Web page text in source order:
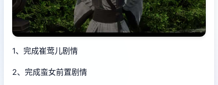
1、完成崔莺儿剧情
2、完成蛮女前置剧情